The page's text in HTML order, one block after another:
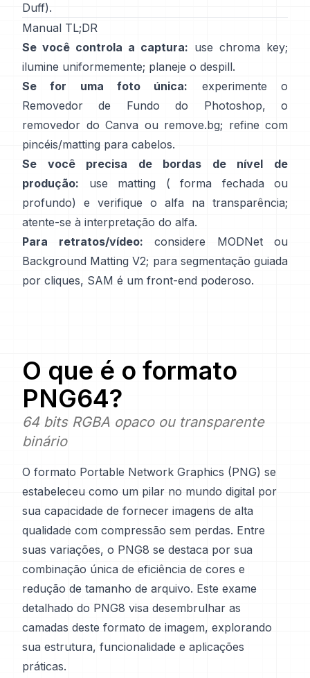
Duff).
Manual TL;DR
Se você controla a captura: use chroma key;
ilumine uniformemente; planeje o despill.
Se for uma foto única: experimente o
Removedor de Fundo do Photoshop,
o
removedor do Canva ou remove.bg; refine com
pincéis/matting para cabelos.
Se você precisa de bordas de nível de
produção: use matting ( forma fechada
ou
profundo) e verifique o alfa na transparência;
atente-se à interpretação do alfa.
Para retratos/vídeo: considere MODNetou
Background Matting V2; para segmentação guiada
por cliques, SAM é um front-end poderoso.
O que é o formato
PNG64?
64 bits RGBA opaco ou transparente
binário
O formato Portable Network Graphics (PNG) se
estabeleceu como um pilar no mundo digital por
sua capacidade de fornecer imagens de alta
qualidade com compressão sem perdas. Entre
suas variações, o PNG8 se destaca por sua
combinação única de eficiência de cores e
redução de tamanho de arquivo. Este exame
detalhado do PNG8 visa desembrulhar as
camadas deste formato de imagem, explorando
sua estrutura, funcionalidade e aplicações
práticas.